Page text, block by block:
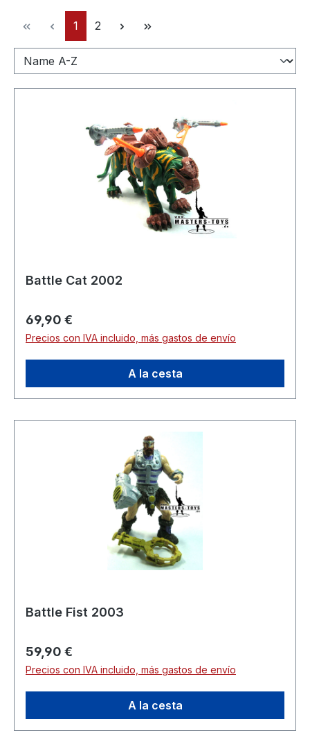
Página
1 Página
2
Battle Cat 2002
Precio normal:
69,90 €
Precios con IVA incluido, más gastos de envío
A la cesta
Battle Fist 2003
Precio normal:
59,90 €
Precios con IVA incluido, más gastos de envío
A la cesta